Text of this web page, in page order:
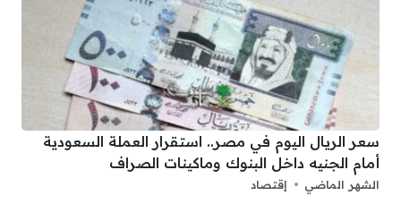
سعر الريال اليوم في مصر.. استقرار العملة السعودية
أمام الجنيه داخل البنوك وماكينات الصراف
الشهر الماضي إقتصاد